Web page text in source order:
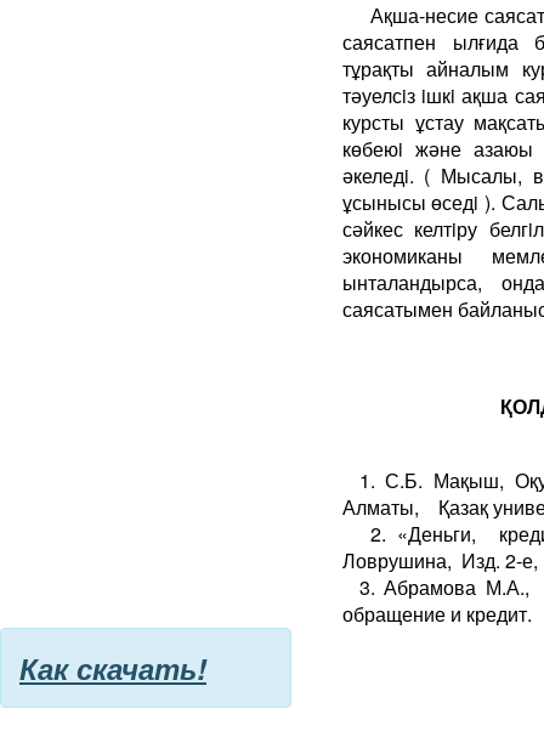
Ақша-несие
саясатпен ылғида
тұрақты айналым
тәуелсiз iшкi ақша
курсты ұстау
көбеюi және азаюы
әкеледi. ( Мысалы,
ұсынысы өседi ).
сәйкес келтiру
экономиканы
ынталандырса,
саясатымен
1. С.Б. Мақыш,
Алматы, Қазақ
2. «Деньги,
Ловрушина, Изд. 2-е,
3. Абрамова
обращение и кредит.
Как скачать!